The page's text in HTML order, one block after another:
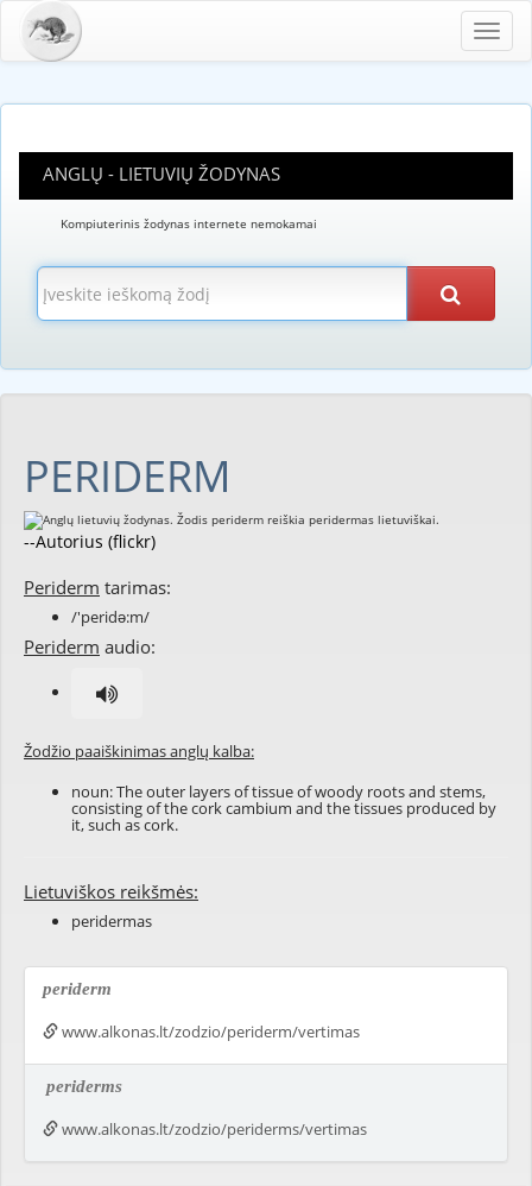
ANGLŲ - LIETUVIŲ ŽODYNAS
Kompiuterinis žodynas internete nemokamai
PERIDERM
--Autorius (flickr)
Periderm tarimas:
/'peridə:m/
Periderm audio:
Žodžio paaiškinimas anglų kalba:
noun: The outer layers of tissue of woody roots and stems,
consisting of the cork cambium and the tissues produced by
it, such as cork.
Lietuviškos reikšmės:
peridermas
periderm
www.alkonas.lt/zodzio/periderm/vertimas
periderms
www.alkonas.lt/zodzio/periderms/vertimas